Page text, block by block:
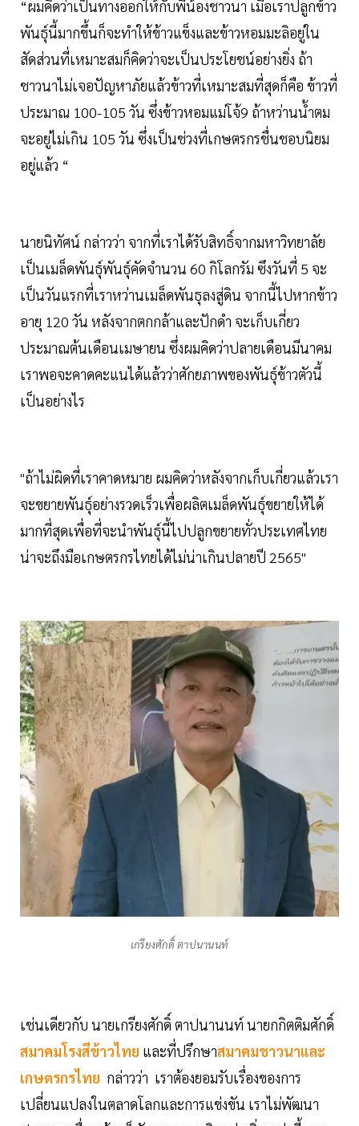
“ผมคิดว่าเป็นทางออกให้กับพี่น้องชาวนา เมื่อเราปลูกข้าว
พันธุ์นี้มากขึ้นก็จะทำให้ข้าวแข็งและข้าวหอมมะลิอยู่ใน
สัดส่วนที่เหมาะสมก็คิดว่าจะเป็นประโยชน์อย่างยิ่ง ถ้า
ชาวนาไม่เจอปัญหาภัยแล้วข้าวที่เหมาะสมที่สุดก็คือ ข้าวที่
ประมาณ 100-105 วัน ซึ่งข้าวหอมแม่โจ้9 ถ้าหว่านน้ำตม
จะอยู่ไม่เกิน 105 วัน ซึ่งเป็นช่วงที่เกษตรกรชื่นชอบนิยม
อยู่แล้ว “
นายนิทัศน์ กล่าวว่า จากที่เราได้รับสิทธิ์จากมหาวิทยาลัย
เป็นเมล็ดพันธุ์พันธุ์คัดจำนวน 60 กิโลกรัม ซึงวันที่ 5 จะ
เป็นวันแรกที่เราหว่านเมล็ดพันธุลงสู่ดิน จากนี้ไปหากข้าว
อายุ 120 วัน หลังจากตกกล้าและปักดำ จะเก็บเกี่ยว
ประมาณต้นเดือนเมษายน ซึ่งผมคิดว่าปลายเดือนมีนาคม
เราพอจะคาดคะแนได้แล้วว่าศักยภาพของพันธุ์ข้าวตัวนี้
เป็นอย่างไร
"ถ้าไม่ผิดที่เราคาดหมาย ผมคิดว่าหลังจากเก็บเกี่ยวแล้วเรา
จะขยายพันธุ์อย่างรวดเร็วเพื่อผลิตเมล็ดพันธุ์ขยายให้ได้
มากที่สุดเพื่อที่จะนำพันธุ์นี้ไปปลูกขยายทั่วประเทศไทย
น่าจะถึงมือเกษตรกรไทยได้ไม่น่าเกินปลายปี 2565"
เกรียงศักดิ์ ตาปนานนท์
เช่นเดียวกับ นายเกรียงศักดิ์ ตาปนานนท์ นายกกิตติมศักดิ์
สมาคมโรงสีข้าวไทย และที่ปรึกษาสมาคมชาวนาและ
เกษตรกรไทย กล่าวว่า เราต้องยอมรับเรื่องของการ
เปลี่ยนแปลงในตลาดโลกและการแข่งขัน เราไม่พัฒนา